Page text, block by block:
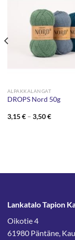
ALPAKKALANGAT
DROPS Nord 50g
3,15€ – 3,50€
Lankatalo Tapion
Oikotie 4
61980 Päntäne,